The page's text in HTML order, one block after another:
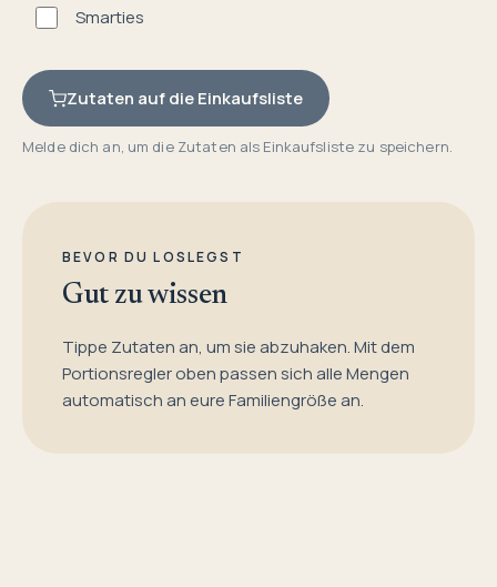
Smarties
Zutaten auf die Einkaufsliste
Melde dich an, um die Zutaten als Einkaufsliste zu speichern.
BEVOR DU LOSLEGST
Gut zu wissen
Tippe Zutaten an, um sie abzuhaken. Mit dem
Portionsregler oben passen sich alle Mengen
automatisch an eure Familiengröße an.